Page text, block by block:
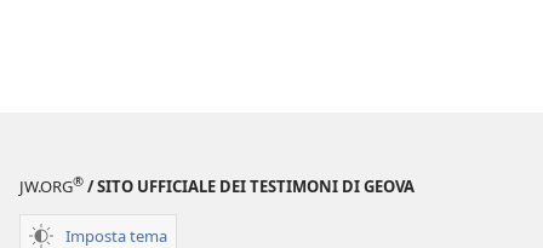
JW.ORG® / SITO UFFICIALE DEI TESTIMONI DI GEOVA
Imposta tema